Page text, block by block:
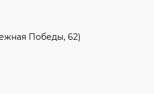
Победы, 62)